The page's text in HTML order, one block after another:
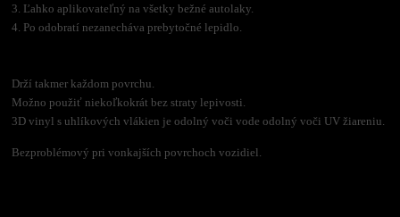
3. Ľahko aplikovateľný na všetky bežné autolaky.
4. Po odobratí nezanecháva prebytočné lepidlo.
Drží takmer každom povrchu.
Možno použiť niekoľkokrát bez straty lepivosti.
3D vinyl s uhlíkových vlákien je odolný voči vode odolný voči UV žiareniu.
Bezproblémový pri vonkajších povrchoch vozidiel.